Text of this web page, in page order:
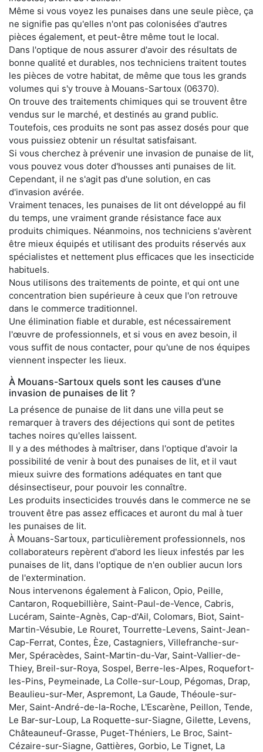
Même si vous voyez les punaises dans une seule pièce, ça
ne signifie pas qu'elles n'ont pas colonisées d'autres
pièces également, et peut-être même tout le local.
Dans l'optique de nous assurer d'avoir des résultats de
bonne qualité et durables, nos techniciens traitent toutes
les pièces de votre habitat, de même que tous les grands
volumes qui s'y trouve à Mouans-Sartoux (06370).
On trouve des traitements chimiques qui se trouvent être
vendus sur le marché, et destinés au grand public.
Toutefois, ces produits ne sont pas assez dosés pour que
vous puissiez obtenir un résultat satisfaisant.
Si vous cherchez à prévenir une invasion de punaise de lit,
vous pouvez vous doter d'housses anti punaises de lit.
Cependant, il ne s'agit pas d'une solution, en cas
d'invasion avérée.
Vraiment tenaces, les punaises de lit ont développé au fil
du temps, une vraiment grande résistance face aux
produits chimiques. Néanmoins, nos techniciens s'avèrent
être mieux équipés et utilisant des produits réservés aux
spécialistes et nettement plus efficaces que les insecticide
habituels.
Nous utilisons des traitements de pointe, et qui ont une
concentration bien supérieure à ceux que l'on retrouve
dans le commerce traditionnel.
Une élimination fiable et durable, est nécessairement
l'œuvre de professionnels, et si vous en avez besoin, il
vous suffit de nous contacter, pour qu'une de nos équipes
viennent inspecter les lieux.
À Mouans-Sartoux quels sont les causes d'une
invasion de punaises de lit ?
La présence de punaise de lit dans une villa peut se
remarquer à travers des déjections qui sont de petites
taches noires qu'elles laissent.
Il y a des méthodes à maîtriser, dans l'optique d'avoir la
possibilité de venir à bout des punaises de lit, et il vaut
mieux suivre des formations adéquates en tant que
désinsectiseur, pour pouvoir les connaître.
Les produits insecticides trouvés dans le commerce ne se
trouvent être pas assez efficaces et auront du mal à tuer
les punaises de lit.
À Mouans-Sartoux, particulièrement professionnels, nos
collaborateurs repèrent d'abord les lieux infestés par les
punaises de lit, dans l'optique de n'en oublier aucun lors
de l'extermination.
Nous intervenons également à Falicon, Opio, Peille,
Cantaron, Roquebillière, Saint-Paul-de-Vence, Cabris,
Lucéram, Sainte-Agnès, Cap-d'Ail, Colomars, Biot, Saint-
Martin-Vésubie, Le Rouret, Tourrette-Levens, Saint-Jean-
Cap-Ferrat, Contes, Èze, Castagniers, Villefranche-sur-
Mer, Spéracèdes, Saint-Martin-du-Var, Saint-Vallier-de-
Thiey, Breil-sur-Roya, Sospel, Berre-les-Alpes, Roquefort-
les-Pins, Peymeinade, La Colle-sur-Loup, Pégomas, Drap,
Beaulieu-sur-Mer, Aspremont, La Gaude, Théoule-sur-
Mer, Saint-André-de-la-Roche, L'Escarène, Peillon, Tende,
Le Bar-sur-Loup, La Roquette-sur-Siagne, Gilette, Levens,
Châteauneuf-Grasse, Puget-Théniers, Le Broc, Saint-
Cézaire-sur-Siagne, Gattières, Gorbio, Le Tignet, La